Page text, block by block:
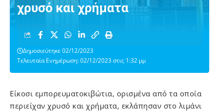
χρυσό και χρήματα
Τελευταία Ενημέρωση: 02/12/2023 στις 1:32 μμ
Δημοσιεύτηκε 02/12/2023
Είκοσι εμπορευματοκιβώτια, ορισμένα από τα οποία
περιείχαν χρυσό και χρήματα, εκλάπησαν στο λιμάνι